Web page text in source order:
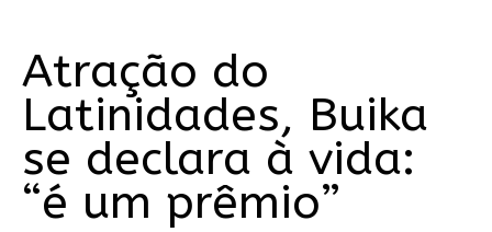
Atração do
Latinidades, Buika
se declara à vida:
“é um prêmio”